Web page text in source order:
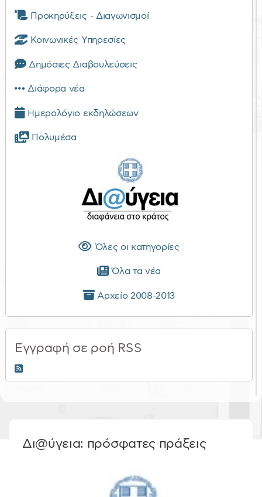
Προκηρύξεις - Διαγωνισμοί
Κοινωνικές Υπηρεσίες
Δημόσιες Διαβουλεύσεις
Διάφορα νέα
Ημερολόγιο εκδηλώσεων
Πολυμέσα
Όλες οι κατηγορίες
Όλα τα νέα
Αρχείο 2008-2013
Εγγραφή σε ροή RSS
RSS 2.0
Δι@ύγεια: πρόσφατες πράξεις